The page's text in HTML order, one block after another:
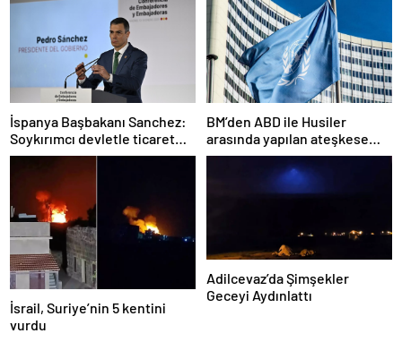
İspanya Başbakanı Sanchez:
Soykırımcı devletle ticaret
yapmayız
BM’den ABD ile Husiler
arasında yapılan ateşkese
ilişkin değerlendirme
İsrail, Suriye’nin 5 kentini
vurdu
Adilcevaz’da Şimşekler
Geceyi Aydınlattı